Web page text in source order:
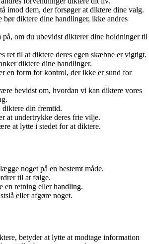
imod dem, der forsøger at diktere dine valg.
bør diktere dine handlinger, ikke andres
om du ubevidst dikterer dine holdninger til
ret til at diktere deres egen skæbne er vigtigt.
diktere dine handlinger.
en form for kontrol, der ikke er sund for
bevidst om, hvordan vi kan diktere vores
din fremtid.
at undertrykke deres frie vilje.
at lytte i stedet for at diktere.
noget på en bestemt måde.
til at følge.
en retning eller handling.
eller afgøre noget.
betyder at lytte at modtage information